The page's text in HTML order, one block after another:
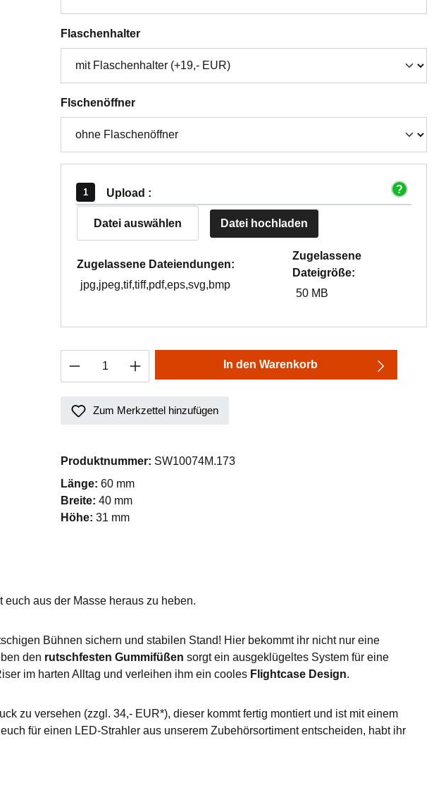
Flaschenhalterauswählen
Flschenöffnerauswählen
Upload :
Datei auswählen Datei hochladen
Zugelassene Dateiendungen:
jpg,jpeg,tif,tiff,pdf,eps,svg,bmp
Zugelassene
Dateigröße:
50 MB
Produkt Anzahl: Gib den gewünschten Wert ein
In den Warenkorb
Zum Merkzettel hinzufügen
Produktnummer: SW10074M.173
Länge: 60 mm
Breite: 40 mm
Höhe: 31 mm
aus der Masse heraus zu heben.
Bühnen sichern und stabilen Stand! Hier bekommt ihr nicht nur eine
den rutschfesten Gummifüßen sorgt ein ausgeklügeltes System für eine
im harten Alltag und verleihen ihm ein cooles Flightcase Design.
zu versehen (zzgl. 34,- EUR*), dieser kommt fertig montiert und ist mit einem
für einen LED-Strahler aus unserem Zubehörsortiment entscheiden, habt ihr